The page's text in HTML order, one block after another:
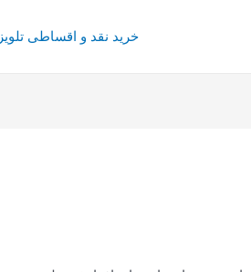
خرید نقد و اقساطی